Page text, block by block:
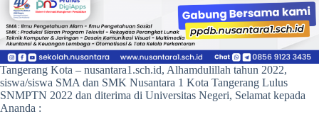
Tangerang Kota – nusantara1.sch.id, Alhamdulillah tahun 2022,
siswa/siswa SMA dan SMK Nusantara 1 Kota Tangerang Lulus
SNMPTN 2022 dan diterima di Universitas Negeri, Selamat kepada
Ananda :